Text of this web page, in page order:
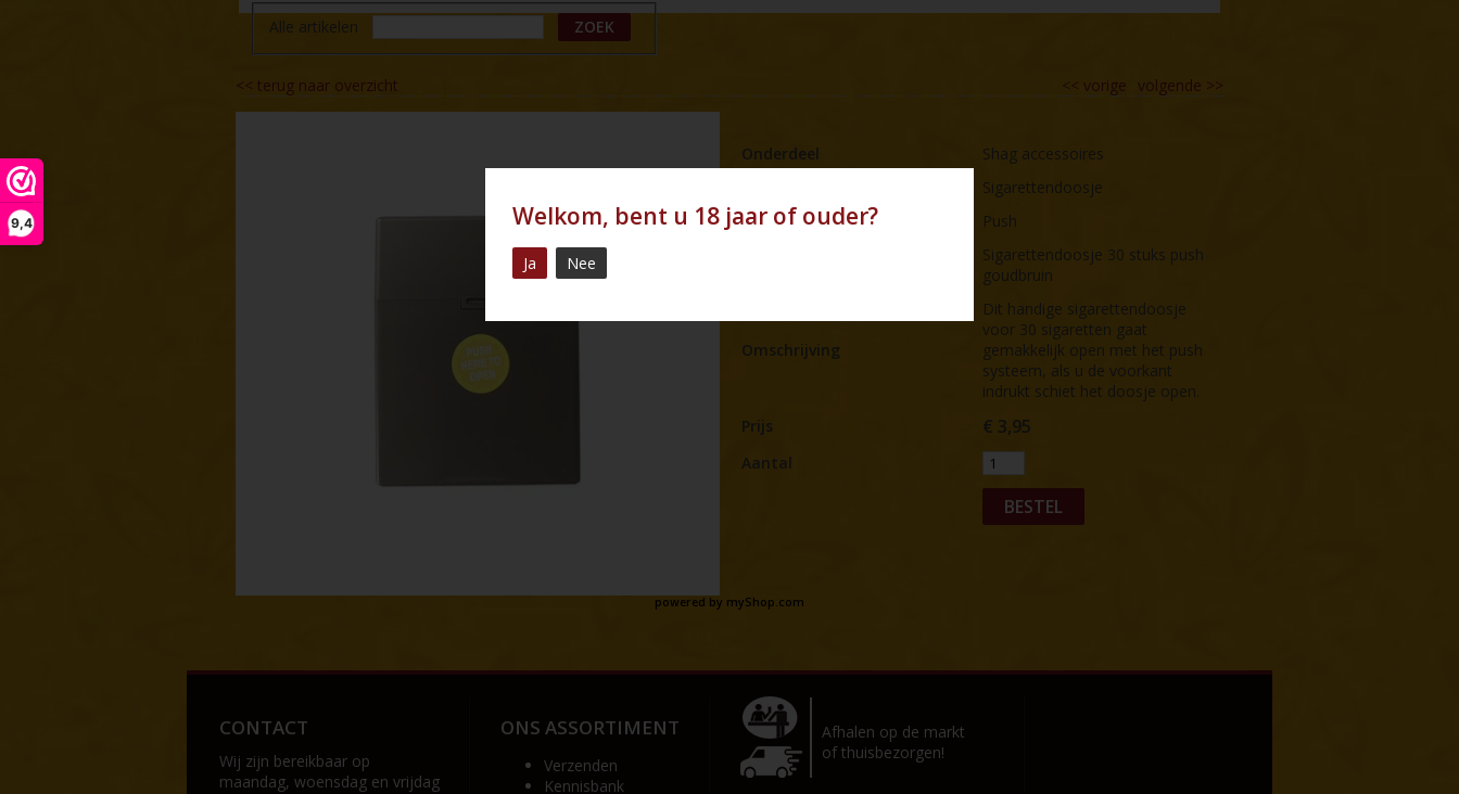
9,4
Alle artikelen ZOEK
<< terug naar overzicht volgende >>
<< vorige
Onderdeel
Shag accessoires
Sigarettendoosje
Merk
Push
Sigarettendoosje 30 stuks push
goudbruin
Omschrijving
Dit handige sigarettendoosje
voor 30 sigaretten gaat
gemakkelijk open met het push
systeem, als u de voorkant
indrukt schiet het doosje open.
Prijs
€ 3,95
Aantal
BESTEL
powered by myShop.com
CONTACT
Wij zijn bereikbaar op
maandag, woensdag en vrijdag
ONS ASSORTIMENT
Verzenden
Kennisbank
Afhalen op de markt
of thuisbezorgen!
Welkom, bent u 18 jaar of ouder?
Ja Nee